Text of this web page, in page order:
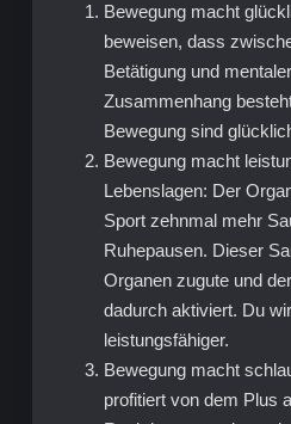
Bewegung macht
beweisen, dass
Betätigung und
Zusammenhang
Bewegung sind
Bewegung macht
Lebenslagen: Der
Sport zehnmal mehr
Ruhepausen. Dieser
Organen zugute und
dadurch aktiviert. Du
leistungsfähiger.
Bewegung macht
profitiert von dem Plus